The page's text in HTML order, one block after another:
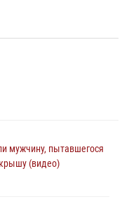
мужчину, пытавшегося
(видео)